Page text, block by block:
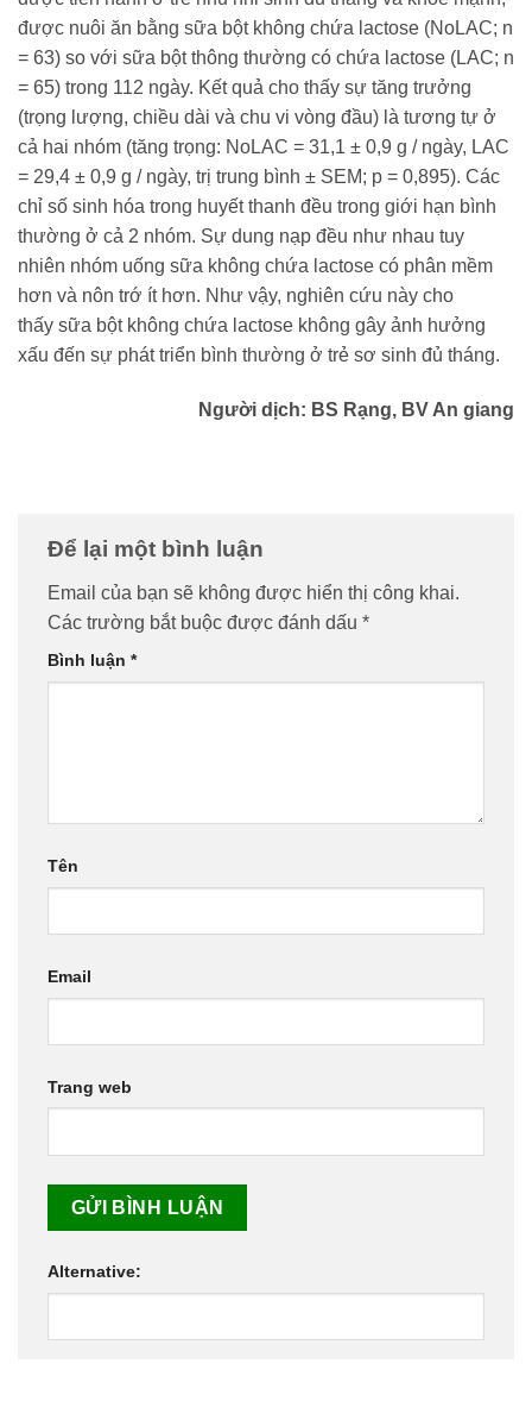
được nuôi ăn bằng sữa bột không chứa lactose (NoLAC; n
= 63) so với sữa bột thông thường có chứa lactose (LAC; n
= 65) trong 112 ngày. Kết quả cho thấy sự tăng trưởng
(trọng lượng, chiều dài và chu vi vòng đầu) là tương tự ở
cả hai nhóm (tăng trọng: NoLAC = 31,1 ± 0,9 g / ngày, LAC
= 29,4 ± 0,9 g / ngày, trị trung bình ± SEM; p = 0,895). Các
chỉ số sinh hóa trong huyết thanh đều trong giới hạn bình
thường ở cả 2 nhóm. Sự dung nạp đều như nhau tuy
nhiên nhóm uống sữa không chứa lactose có phân mềm
hơn và nôn trớ ít hơn. Như vậy, nghiên cứu này cho
thấy sữa bột không chứa lactose không gây ảnh hưởng
xấu đến sự phát triển bình thường ở trẻ sơ sinh đủ tháng.
Người dịch: BS Rạng, BV An giang
Để lại một bình luận
Email của bạn sẽ không được hiển thị công khai.
Các trường bắt buộc được đánh dấu *
Bình luận *
Tên
Email
Trang web
Alternative: